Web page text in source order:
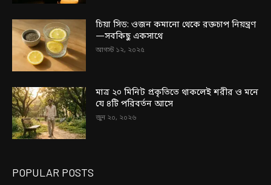
চিয়া সিড: ওজন কমানো থেকে রক্তচাপ নিয়ন্ত্রণ
—সবকিছু একসাথে
আগস্ট ১২, ২০২৫
মাত্র ২০ মিনিট প্রকৃতিতে থাকলেই শরীর ও মনে
যে ৪টি পরিবর্তন আসে
জুন ২০, ২০২৬
POPULAR POSTS